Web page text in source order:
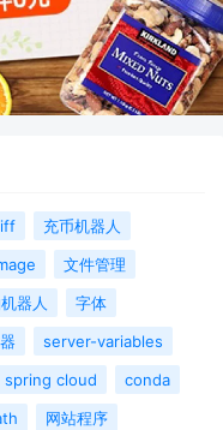
充币机器人
文件管理
器人
字体
server-variables
spring cloud
conda
网站程序